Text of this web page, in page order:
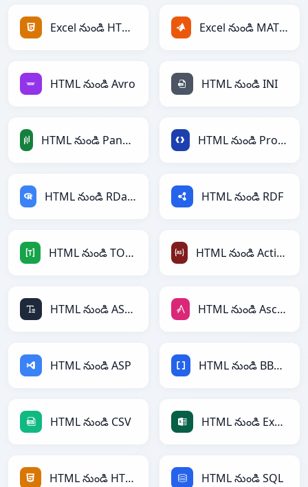
Excel నుండి HTML Excel నుండి MATLAB
HTML నుండి Avro HTML నుండి INI
HTML నుండి PandasDataFrame HTML నుండి Protobuf
HTML నుండి RDataFrame HTML నుండి RDF
HTML నుండి TOML HTML నుండి ActionScript
HTML నుండి ASCII HTML నుండి AsciiDoc
HTML నుండి ASP HTML నుండి BBCode
HTML నుండి CSV HTML నుండి Excel
HTML నుండి HTML HTML నుండి SQL